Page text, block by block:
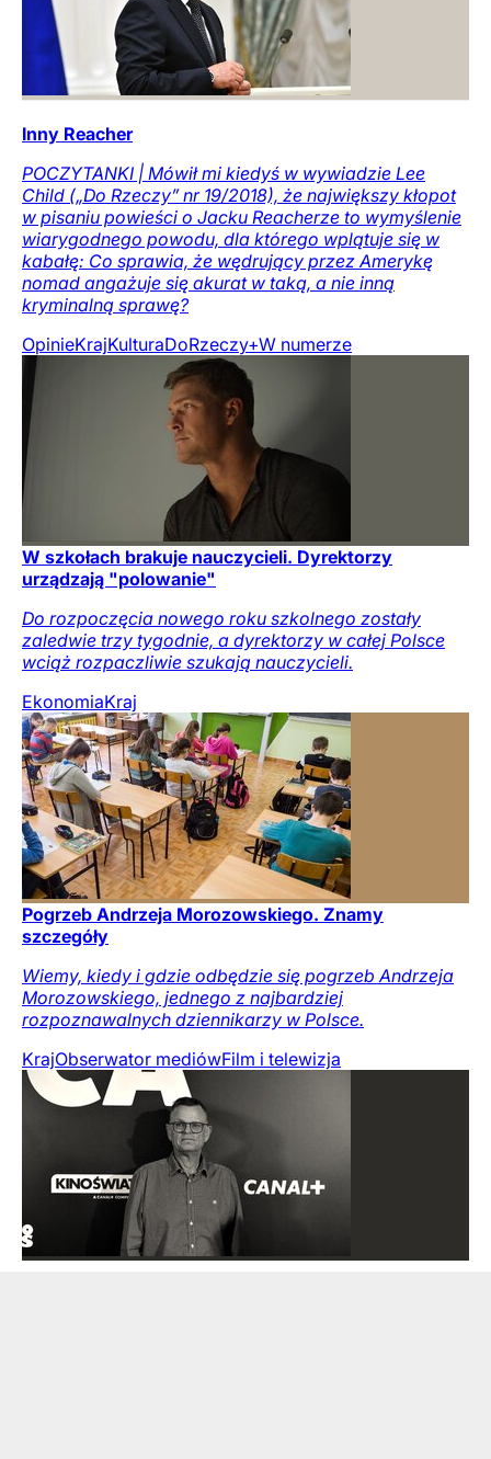
Inny Reacher
POCZYTANKI | Mówił mi kiedyś w wywiadzie Lee
Child („Do Rzeczy” nr 19/2018), że największy kłopot
w pisaniu powieści o Jacku Reacherze to wymyślenie
wiarygodnego powodu, dla którego wplątuje się w
kabałę: Co sprawia, że wędrujący przez Amerykę
nomad angażuje się akurat w taką, a nie inną
kryminalną sprawę?
OpinieKrajKulturaDoRzeczy+W numerze
W szkołach brakuje nauczycieli. Dyrektorzy
urządzają "polowanie"
Do rozpoczęcia nowego roku szkolnego zostały
zaledwie trzy tygodnie, a dyrektorzy w całej Polsce
wciąż rozpaczliwie szukają nauczycieli.
EkonomiaKraj
Pogrzeb Andrzeja Morozowskiego. Znamy
szczegóły
Wiemy, kiedy i gdzie odbędzie się pogrzeb Andrzeja
Morozowskiego, jednego z najbardziej
rozpoznawalnych dziennikarzy w Polsce.
KrajObserwator mediówFilm i telewizja